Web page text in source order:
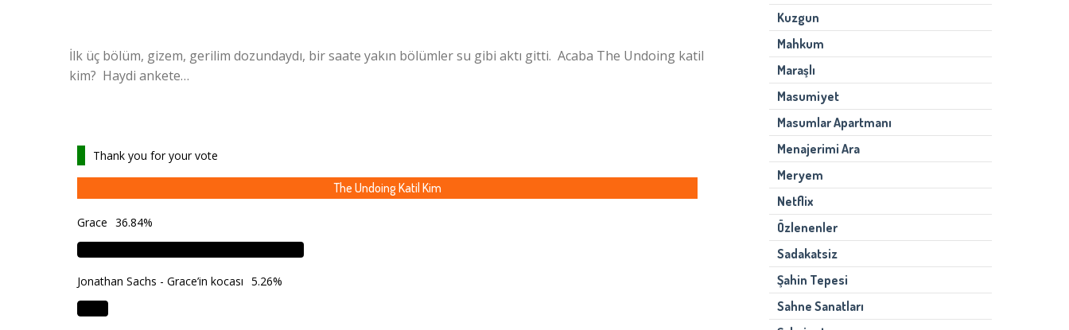
İlk üç bölüm, gizem, gerilim dozundaydı, bir saate yakın bölümler su gibi aktı gitti. Acaba The Undoing katil
kim? Haydi ankete…
Thank you for your vote
The Undoing Katil Kim
Grace 36.84%
Jonathan Sachs - Grace’in kocası 5.26%
Kuzgun
Mahkum
Maraşlı
Masumiyet
Masumlar Apartmanı
Menajerimi Ara
Meryem
Netflix
Özlenenler
Sadakatsiz
Şahin Tepesi
Sahne Sanatları